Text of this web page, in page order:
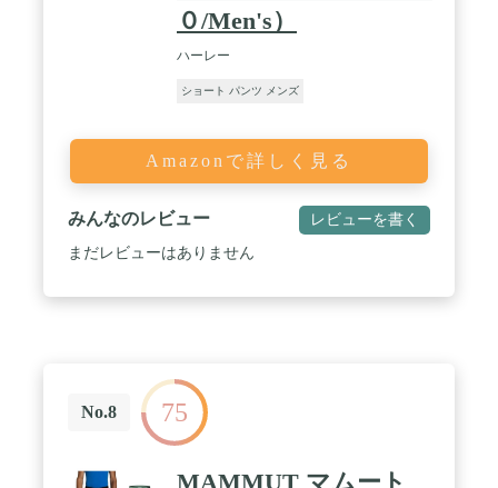
０/Men's）
ハーレー
ショート パンツ メンズ
Amazonで詳しく見る
みんなのレビュー レビューを書く
まだレビューはありません
No.8 75
MAMMUT マムート